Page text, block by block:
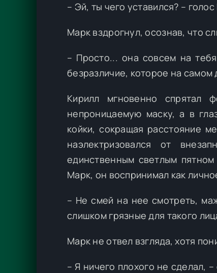
– Эй, ты чего уставился? –
Марк вздрогнул, осознав, что
– Просто... она совсем на
безразличие, которое на самом
Кирилл мгновенно спрятал
непроницаемую маску, а в
койки, сокращая расстояние
наэлектризовался от
единственным светлым
Марк, он воспринимал как
– Не смей на нее смотреть,
слишком грязные для такого
Марк не отвел взгляда, хотя
– Я ничего плохого не сделал,